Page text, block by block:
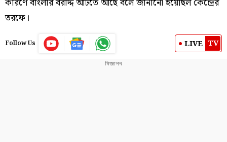
তরফে।
Follow Us LIVE TV